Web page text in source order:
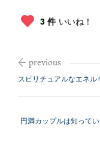
3 件 いいね！
スピリチュアルなエネ
円満カップルは知って